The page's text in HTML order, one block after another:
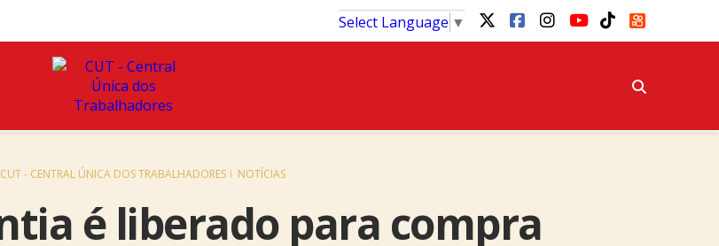
Select Language ▼
CUT - CENTRAL ÚNICA DOS TRABALHADORES NOTÍCIAS
é liberado para compra